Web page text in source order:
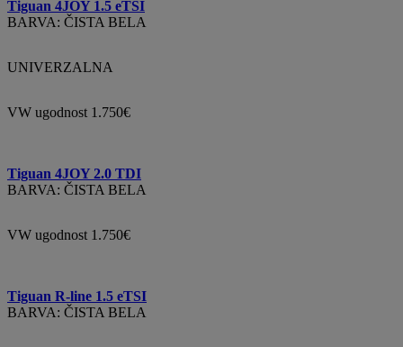
Tiguan 4JOY 1.5 eTSI
BARVA: ČISTA BELA
UNIVERZALNA
VW ugodnost 1.750€
Tiguan 4JOY 2.0 TDI
BARVA: ČISTA BELA
VW ugodnost 1.750€
Tiguan R-line 1.5 eTSI
BARVA: ČISTA BELA